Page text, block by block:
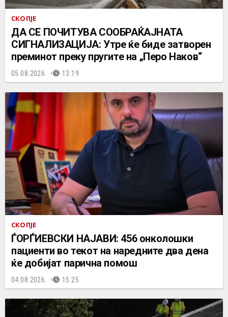
СКОПЈЕ
ДА СЕ ПОЧИТУВА СООБРАЌАЈНАТА
СИГНАЛИЗАЦИЈА: Утре ќе биде затворен
преминот преку пругите на „Перо Наков“
05.08.2026. 13:19
СКОПЈЕ
ЃОРЃИЕВСКИ НАЈАВИ: 456 онколошки
пациенти во текот на наредните два дена
ќе добијат парична помош
04.08.2026. 15:25